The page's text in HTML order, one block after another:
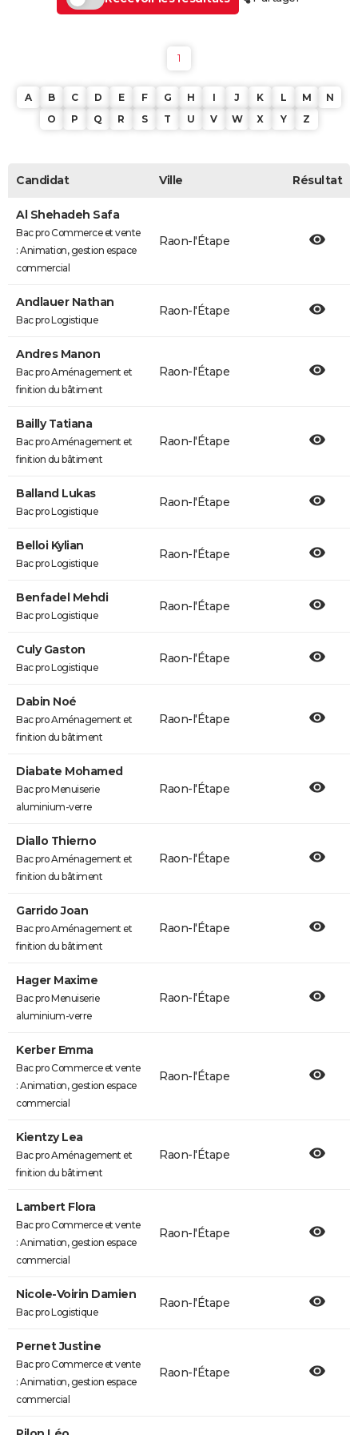
1
A B C D E F G H I J K L M
N
O
P Q R S T U V W X Y Z
Candidat Ville Résultat
Al Shehadeh Safa
Bac pro Commerce et vente
: Animation, gestion espace
commercial
Raon-l'Étape
Andlauer Nathan
Bac pro Logistique
Raon-l'Étape
Andres Manon
Bac pro Aménagement et
finition du bâtiment
Raon-l'Étape
Bailly Tatiana
Bac pro Aménagement et
finition du bâtiment
Raon-l'Étape
Balland Lukas
Bac pro Logistique
Raon-l'Étape
Belloi Kylian
Bac pro Logistique
Raon-l'Étape
Benfadel Mehdi
Bac pro Logistique
Raon-l'Étape
Culy Gaston
Bac pro Logistique
Raon-l'Étape
Dabin Noé
Bac pro Aménagement et
finition du bâtiment
Raon-l'Étape
Diabate Mohamed
Bac pro Menuiserie
aluminium-verre
Raon-l'Étape
Diallo Thierno
Bac pro Aménagement et
finition du bâtiment
Raon-l'Étape
Garrido Joan
Bac pro Aménagement et
finition du bâtiment
Raon-l'Étape
Hager Maxime
Bac pro Menuiserie
aluminium-verre
Raon-l'Étape
Kerber Emma
Bac pro Commerce et vente
: Animation, gestion espace
commercial
Raon-l'Étape
Kientzy Lea
Bac pro Aménagement et
finition du bâtiment
Raon-l'Étape
Lambert Flora
Bac pro Commerce et vente
: Animation, gestion espace
commercial
Raon-l'Étape
Nicole-Voirin Damien
Bac pro Logistique
Raon-l'Étape
Pernet Justine
Bac pro Commerce et vente
: Animation, gestion espace
commercial
Raon-l'Étape